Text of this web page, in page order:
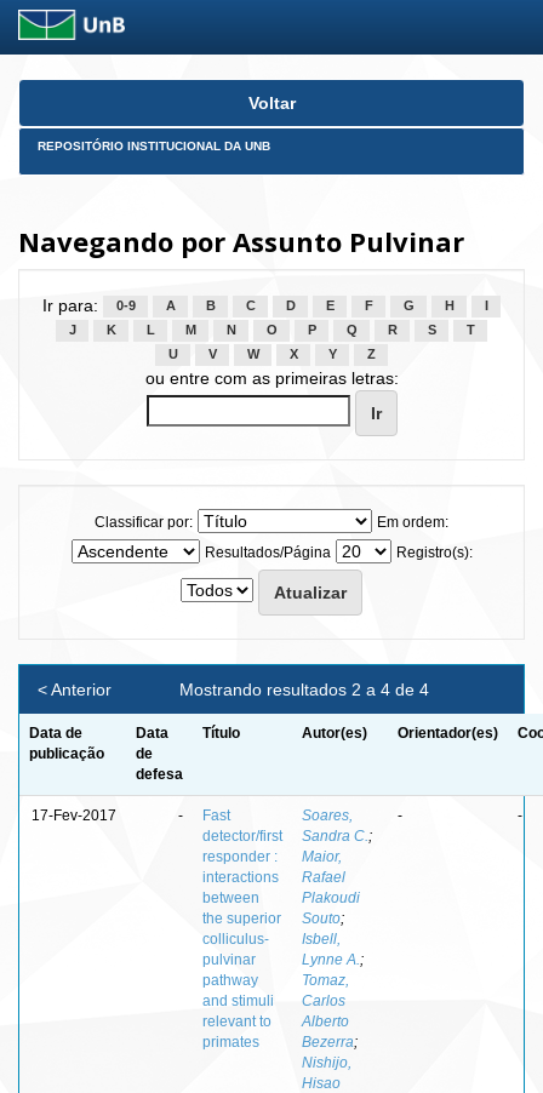
Skip
Voltar
REPOSITÓRIO INSTITUCIONAL DA UNB
Navegando por Assunto Pulvinar
Ir para: 0-9 A B C D E F G H
J
K L M N O P Q R S
T
U
V W X Y Z
ou entre com as primeiras letras:
Classificar por:
Em ordem:
Resultados/Página
Registro(s):
Mostrando resultados 2 a 4 de 4
< Anterior
Data de
publicação
Data
de
defesa
Título Autor(es) Orientador(es)
17-Fev-2017 -
Fast
detector/first
responder :
interactions
between
the superior
colliculus-
pulvinar
pathway
and stimuli
relevant to
primates
Soares,
Sandra C. ;
Maior,
Rafael
Plakoudi
Souto;
Isbell,
Lynne A. ;
Tomaz,
Carlos
Alberto
Bezerra;
Nishijo,
Hisao
- -